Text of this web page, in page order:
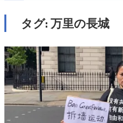
タグ:万里の長城